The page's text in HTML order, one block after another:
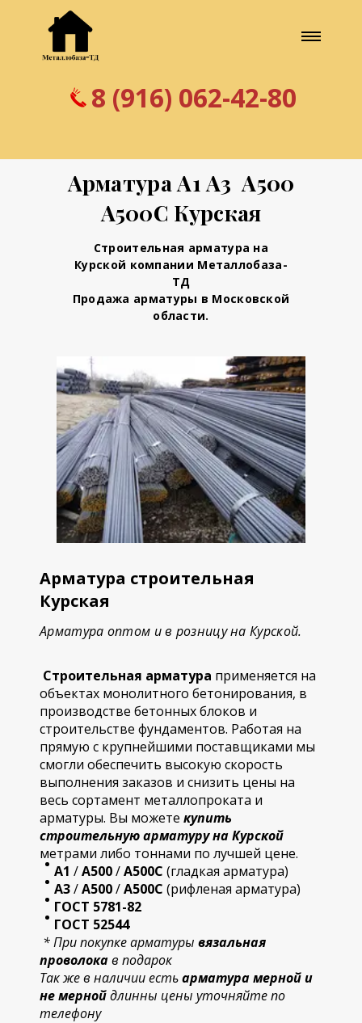
8 (916) 062-42-80
Арматура А1 А3 А500
А500С Курская
Строительная арматура на
Курской компании Металлобаза-
ТД
Продажа арматуры в Московской
области.
Арматура строительная
Курская
Арматура оптом и в розницу на Курской.
Строительная арматура применяется на
объектах монолитного бетонирования, в
производстве бетонных блоков и
строительстве фундаментов. Работая на
прямую с крупнейшими поставщиками мы
смогли обеспечить высокую скорость
выполнения заказов и снизить цены на
весь сортамент металлопроката и
арматуры. Вы можете купить
строительнуюарматуру на Курской
метрами либо тоннами по лучшей цене.
А1 /А500/А500С (гладкая арматура)
А3/А500/А500С (рифленая арматура)
ГОСТ 5781-82
ГОСТ 52544
* При покупке арматуры вязальная
проволокав подарок
Так же в наличии естьарматура мерной и
не мернойдлинны цены уточняйте по
телефону